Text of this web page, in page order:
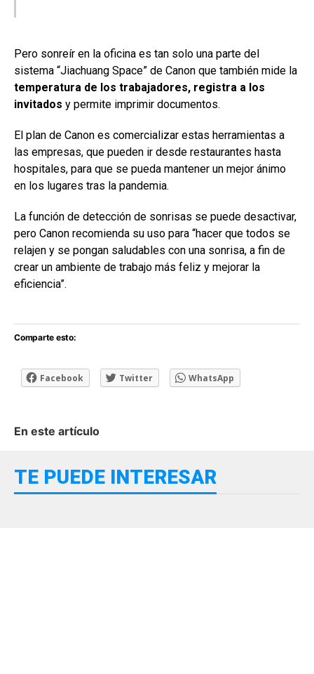
Pero sonreír en la oficina es tan solo una parte del
sistema “Jiachuang Space” de Canon que también mide la
temperatura de los trabajadores, registra a los
invitados y permite imprimir documentos.
El plan de Canon es comercializar estas herramientas a
las empresas, que pueden ir desde restaurantes hasta
hospitales, para que se pueda mantener un mejor ánimo
en los lugares tras la pandemia.
La función de detección de sonrisas se puede desactivar,
pero Canon recomienda su uso para “hacer que todos se
relajen y se pongan saludables con una sonrisa, a fin de
crear un ambiente de trabajo más feliz y mejorar la
eficiencia”.
Comparte esto:
Facebook Twitter WhatsApp
En este artículo
TE PUEDE INTERESAR